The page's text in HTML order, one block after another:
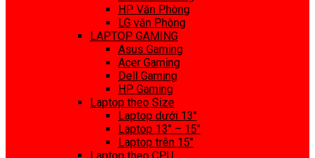
HP Văn Phòng
LG văn Phòng
LAPTOP GAMING
Asus Gaming
Acer Gaming
Dell Gaming
HP Gaming
Laptop theo Size
Laptop dưới 13″
Laptop 13″ – 15″
Laptop trên 15″